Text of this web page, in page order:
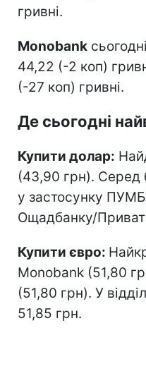
гривні.
Monobank
44,22 (-2 коп)
(-27 коп) гривні.
Де сьогодні
Купити долар:
(43,90 грн). Серед
у застосунку
Ощадбанку/
Купити євро:
Monobank (51,80
(51,80 грн). У
51,85 грн.